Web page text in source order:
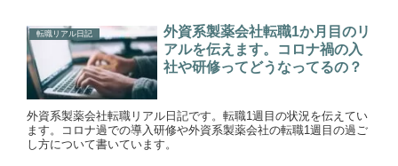
転職リアル日記
外資系製薬会社転職1か月目のリ
アルを伝えます。コロナ禍の入
社や研修ってどうなってるの？
外資系製薬会社転職リアル日記です。転職1週目の状況を伝えてい
ます。コロナ過での導入研修や外資系製薬会社の転職1週目の過ご
し方について書いています。